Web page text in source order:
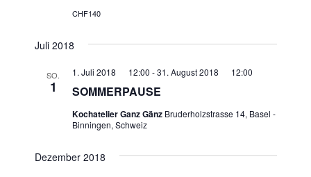
CHF140
Juli 2018
SO.
1 SOMMERPAUSE
1. Juli 2018 12:00 -31. August 2018 12:00
Kochatelier Ganz Gänz Bruderholzstrasse 14, Basel -
Binningen, Schweiz
Dezember 2018